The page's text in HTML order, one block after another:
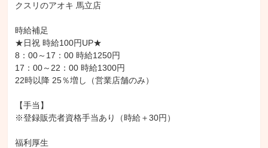
クスリのアオキ 馬立店
時給補足
★日祝 時給100円UP★
8：00～17：00 時給1250円
17：00～22：00 時給1300円
22時以降 25％増し（営業店舗のみ）
【手当】
※登録販売者資格手当あり（時給＋30円）
福利厚生